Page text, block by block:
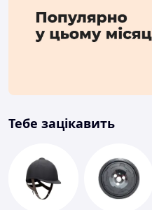
Тебе зацікавить